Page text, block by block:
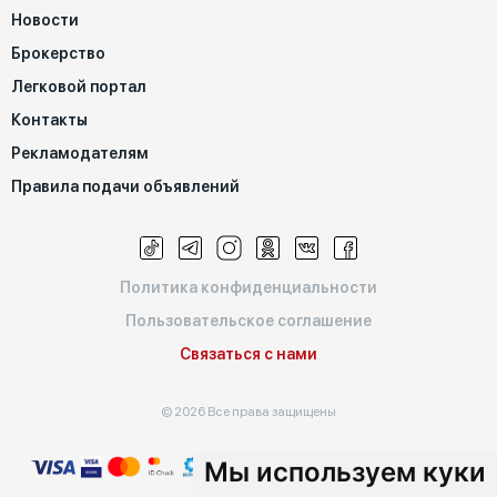
Мы используем куки
Новости
Брокерство
Легковой портал
Контакты
Рекламодателям
Правила подачи объявлений
Политика конфиденциальности
Пользовательское соглашение
Связаться с нами
© 2026 Все права защищены